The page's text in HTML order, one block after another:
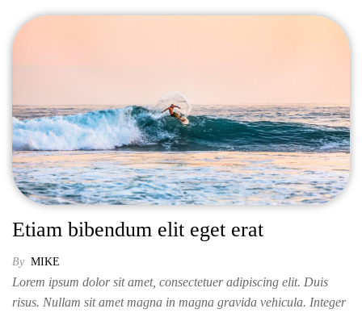
Etiam bibendum elit eget erat
By MIKE
Lorem ipsum dolor sit amet, consectetuer adipiscing elit. Duis
risus. Nullam sit amet magna in magna gravida vehicula. Integer